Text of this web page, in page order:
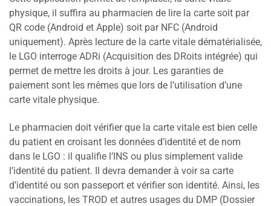
physique, il suffira au pharmacien de lire la carte soit par
QR code (Android et Apple) soit par NFC (Android
uniquement). Après lecture de la carte vitale dématérialisée,
le LGO interroge ADRi (Acquisition des DRoits intégrée) qui
permet de mettre les droits à jour. Les garanties de
paiement sont les mêmes que lors de l’utilisation d’une
carte vitale physique.
Le pharmacien doit vérifier que la carte vitale est bien celle
du patient en croisant les données d’identité et de nom
dans le LGO : il qualifie l’INS ou plus simplement valide
l’identité du patient. Il devra demander à voir sa carte
d’identité ou son passeport et vérifier son identité. Ainsi, les
vaccinations, les TROD et autres usages du DMP (Dossier